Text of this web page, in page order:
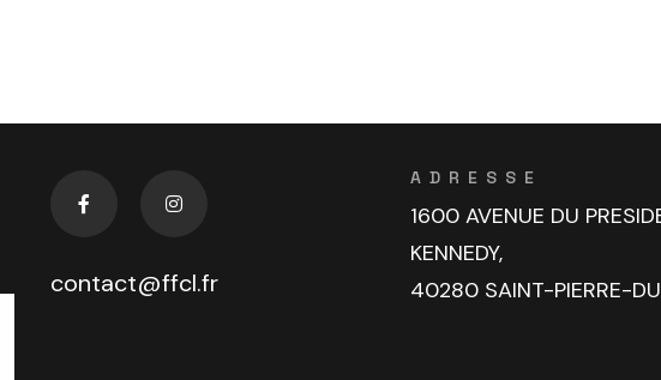
contact@ffcl.fr
ADRESSE
1600 AVENUE DU
KENNEDY,
40280 SAINT-PIERRE-